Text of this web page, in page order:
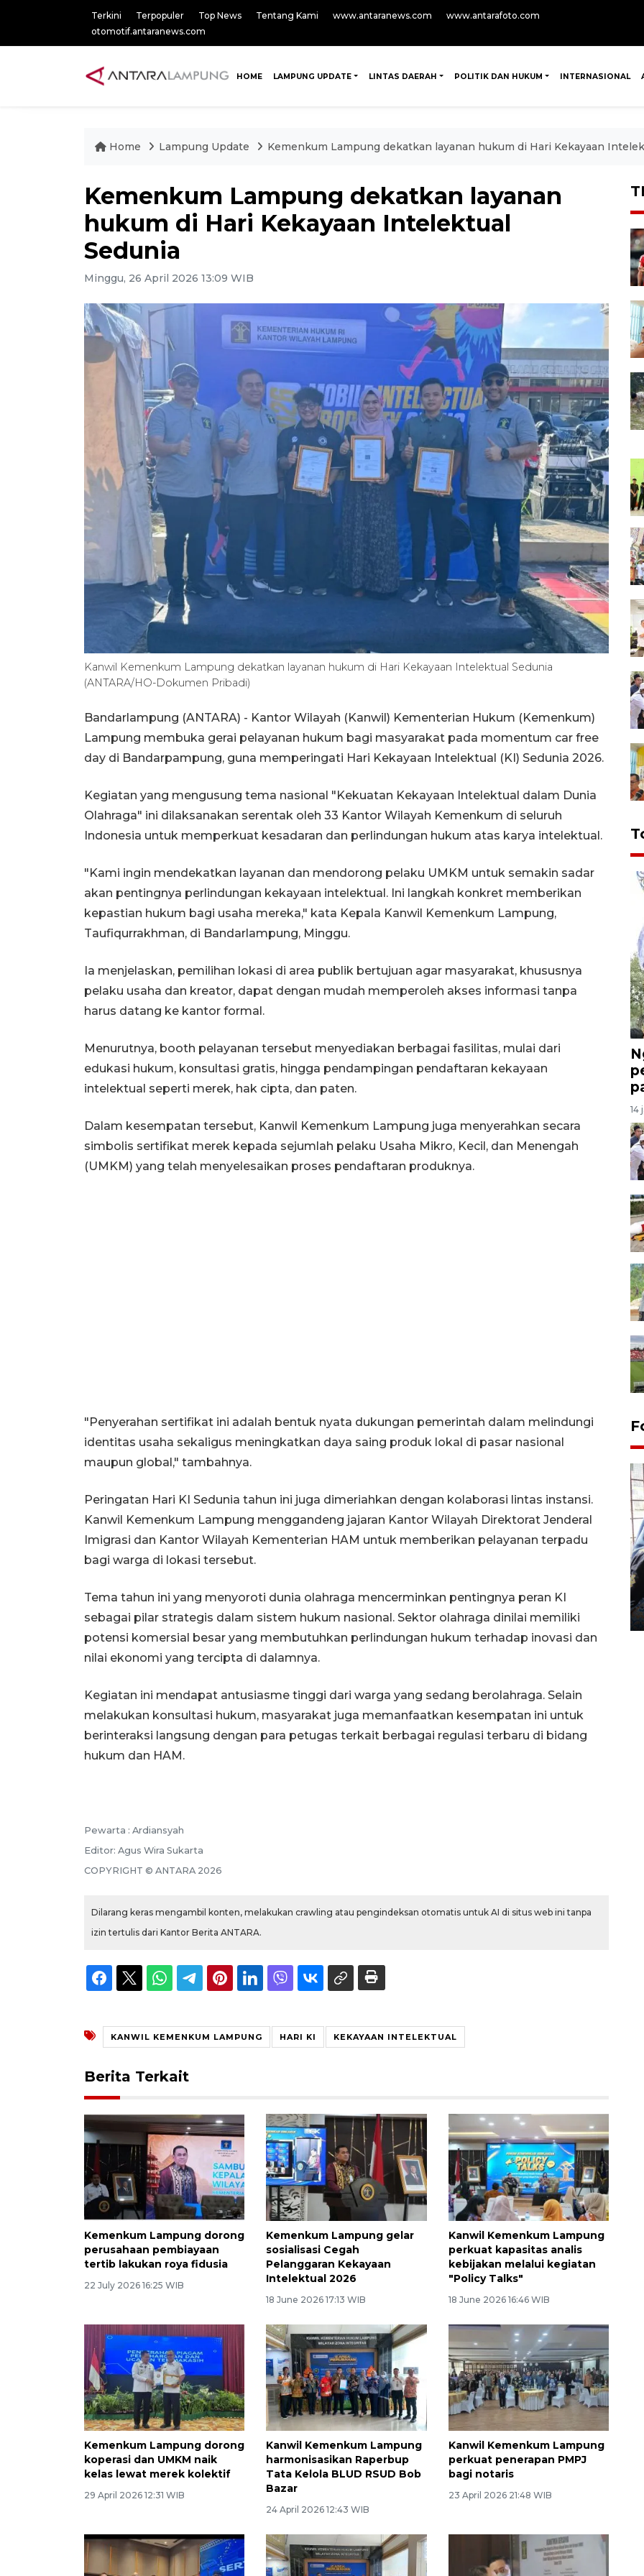
Terkini Terpopuler Top News Tentang Kami www.antaranews.com
www.antarafoto.com
otomotif.antaranews.com
HOME LAMPUNG UPDATE LINTAS DAERAH POLITIK DAN HUKUM INTERNASIONAL
Home Lampung Update Kemenkum Lampung dekatkan layanan hukum di Hari Kekayaan
Kemenkum Lampung dekatkan layanan
hukum di Hari Kekayaan Intelektual
Sedunia
Minggu, 26 April 2026 13:09 WIB
Kanwil Kemenkum Lampung dekatkan layanan hukum di Hari Kekayaan Intelektual Sedunia ​
(ANTARA/HO-Dokumen Pribadi)
Bandarlampung (ANTARA) - Kantor Wilayah (Kanwil) Kementerian Hukum (Kemenkum)
Lampung membuka gerai pelayanan hukum bagi masyarakat pada momentum car free
day di Bandarpampung, guna memperingati Hari Kekayaan Intelektual (KI) Sedunia 2026.
Kegiatan yang mengusung tema nasional "Kekuatan Kekayaan Intelektual dalam Dunia
Olahraga" ini dilaksanakan serentak oleh 33 Kantor Wilayah Kemenkum di seluruh
Indonesia untuk memperkuat kesadaran dan perlindungan hukum atas karya intelektual.
"Kami ingin mendekatkan layanan dan mendorong pelaku UMKM untuk semakin sadar
akan pentingnya perlindungan kekayaan intelektual. Ini langkah konkret memberikan
kepastian hukum bagi usaha mereka," kata Kepala Kanwil Kemenkum Lampung,
Taufiqurrakhman, di Bandarlampung, Minggu.
Ia menjelaskan, pemilihan lokasi di area publik bertujuan agar masyarakat, khususnya
pelaku usaha dan kreator, dapat dengan mudah memperoleh akses informasi tanpa
harus datang ke kantor formal.
Menurutnya, booth pelayanan tersebut menyediakan berbagai fasilitas, mulai dari
edukasi hukum, konsultasi gratis, hingga pendampingan pendaftaran kekayaan
intelektual seperti merek, hak cipta, dan paten.
Dalam kesempatan tersebut, Kanwil Kemenkum Lampung juga menyerahkan secara
simbolis sertifikat merek kepada sejumlah pelaku Usaha Mikro, Kecil, dan Menengah
(UMKM) yang telah menyelesaikan proses pendaftaran produknya.
"Penyerahan sertifikat ini adalah bentuk nyata dukungan pemerintah dalam melindungi
identitas usaha sekaligus meningkatkan daya saing produk lokal di pasar nasional
maupun global," tambahnya.
Peringatan Hari KI Sedunia tahun ini juga dimeriahkan dengan kolaborasi lintas instansi.
Kanwil Kemenkum Lampung menggandeng jajaran Kantor Wilayah Direktorat Jenderal
Imigrasi dan Kantor Wilayah Kementerian HAM untuk memberikan pelayanan terpadu
bagi warga di lokasi tersebut.
Tema tahun ini yang menyoroti dunia olahraga mencerminkan pentingnya peran KI
sebagai pilar strategis dalam sistem hukum nasional. Sektor olahraga dinilai memiliki
potensi komersial besar yang membutuhkan perlindungan hukum terhadap inovasi dan
nilai ekonomi yang tercipta di dalamnya.
Kegiatan ini mendapat antusiasme tinggi dari warga yang sedang berolahraga. Selain
melakukan konsultasi hukum, masyarakat juga memanfaatkan kesempatan ini untuk
berinteraksi langsung dengan para petugas terkait berbagai regulasi terbaru di bidang
hukum dan HAM.
Pewarta : Ardiansyah
Editor: Agus Wira Sukarta
COPYRIGHT © ANTARA 2026
Dilarang keras mengambil konten, melakukan crawling atau pengindeksan otomatis untuk AI di situs web ini tanpa
izin tertulis dari Kantor Berita ANTARA.
KANWIL KEMENKUM LAMPUNG HARI KI KEKAYAAN INTELEKTUAL
Berita Terkait
Kemenkum Lampung dorong
perusahaan pembiayaan
tertib lakukan roya fidusia
22 July 2026 16:25 WIB
Kemenkum Lampung gelar
sosialisasi Cegah
Pelanggaran Kekayaan
Intelektual 2026
18 June 2026 17:13 WIB
Kanwil Kemenkum Lampung
perkuat kapasitas analis
kebijakan melalui kegiatan
"Policy Talks"
18 June 2026 16:46 WIB
Kemenkum Lampung dorong
koperasi dan UMKM naik
kelas lewat merek kolektif
29 April 2026 12:31 WIB
Kanwil Kemenkum Lampung
harmonisasikan Raperbup
Tata Kelola BLUD RSUD Bob
Bazar
24 April 2026 12:43 WIB
Kanwil Kemenkum Lampung
perkuat penerapan PMPJ
bagi notaris
23 April 2026 21:48 WIB
14
2026
12 May 2026 15:06 WIB